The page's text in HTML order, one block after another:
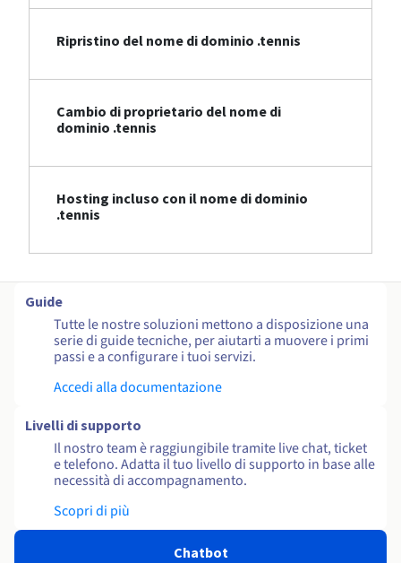
Ripristino del nome di dominio .tennis
Cambio di proprietario del nome di
dominio .tennis
Hosting incluso con il nome di dominio
.tennis
Guide
Tutte le nostre soluzioni mettono a disposizione una
serie di guide tecniche, per aiutarti a muovere i primi
passi e a configurare i tuoi servizi.
Accedi alla documentazione
Livelli di supporto
Il nostro team è raggiungibile tramite live chat, ticket
e telefono. Adatta il tuo livello di supporto in base alle
necessità di accompagnamento.
Scopri di più
Chatbot